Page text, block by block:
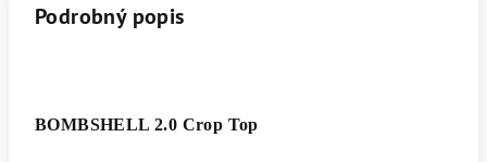
Podrobný popis
BOMBSHELL 2.0 Crop Top